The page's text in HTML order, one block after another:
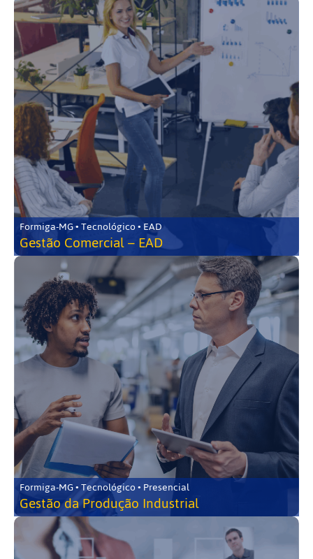
Formiga-MG • Tecnológico • EAD
Gestão Comercial – EAD
Formiga-MG • Tecnológico • Presencial
Gestão da Produção Industrial